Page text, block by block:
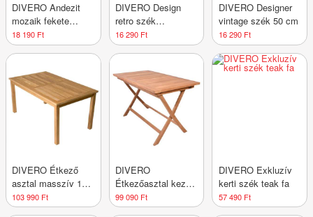
DIVERO Andezit
mozaik fekete
csempe 1 m2
18 190 Ft
DIVERO Design
retro szék
VINTAGE 50 cm
16 290 Ft
DIVERO Designer
vintage szék 50 cm
16 290 Ft
DIVERO Étkező
asztal masszív 150
x 90 cm
103 990 Ft
DIVERO
Étkezőasztal kezelt
tömör teakfa 120 x
70 cm
99 090 Ft
DIVERO Exkluzív
kerti szék teak fa
57 490 Ft